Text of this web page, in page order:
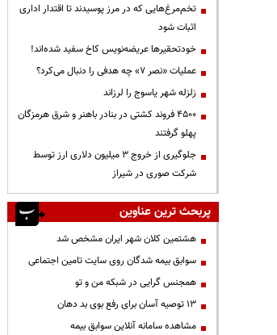
تخم‌مرغ‌هایی که در مرز پوسیدند تا اقتدار اداری
اثبات شود
خودتحقیرها عریضه‌نویس کاخ سفید شده‌اند!
عملیات «نصر ۷» چه هدفی را دنبال می‌کرد؟
زلزله شهر یاسوج را لرزاند
۴۵۰۰ فروند کشتی در بنادر باهنر و شرق هرمزگان
پهلو گرفتند
جلوگیری از خروج ۳ میلیون دلاری ارز توسط
شرکت صوری در شیراز
پربحث ترین عناوین
هشتمین کلان شهر ایران مشخص شد
سوابق بیمه شدگان روی سایت تامین اجتماعی
همجنس گرایی در شبکه من و تو
13 توصیه آسان برای رفع بوی بد دهان
مشاهده سامانه آنلاين سوابق بیمه